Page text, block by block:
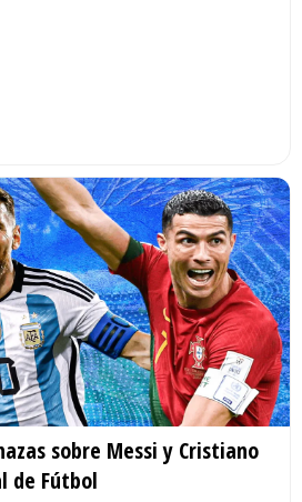
sobre Messi y Cristiano
de Fútbol